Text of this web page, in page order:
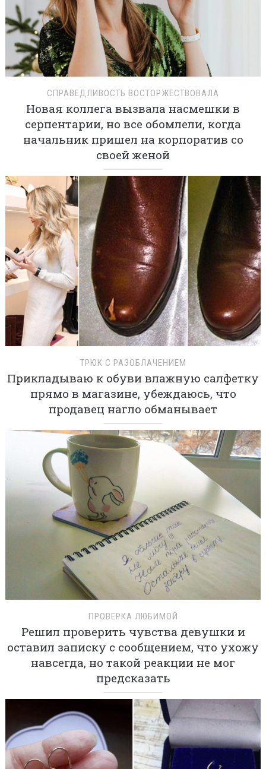
СПРАВЕДЛИВОСТЬ ВОСТОРЖЕСТВОВАЛА
Новая коллега вызвала насмешки в
серпентарии, но все обомлели, когда
начальник пришел на корпоратив со
своей женой
ТРЮК С РАЗОБЛАЧЕНИЕМ
Прикладываю к обуви влажную салфетку
прямо в магазине, убеждаюсь, что
продавец нагло обманывает
ПРОВЕРКА ЛЮБИМОЙ
Решил проверить чувства девушки и
оставил записку с сообщением, что ухожу
навсегда, но такой реакции не мог
предсказать